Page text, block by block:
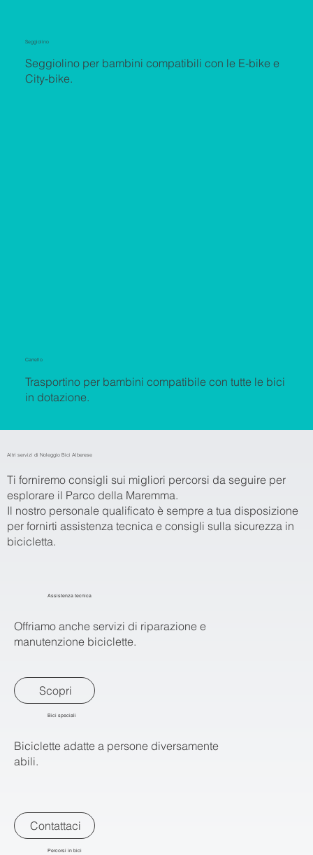
Seggiolino
Seggiolino per bambini compatibili con le E-bike e
City-bike.
Carrello
Trasportino per bambini compatibile con tutte le bici
in dotazione.
Altri servizi di Noleggio Bici Alberese
Ti forniremo consigli sui migliori percorsi da seguire per
esplorare il Parco della Maremma.
Il nostro personale qualificato è sempre a tua disposizione
per fornirti assistenza tecnica e consigli sulla sicurezza in
bicicletta.
Assistenza tecnica
Offriamo anche servizi di riparazione e
manutenzione biciclette.
Scopri
Bici speciali
Biciclette adatte a persone diversamente
abili.
Contattaci
Percorsi in bici